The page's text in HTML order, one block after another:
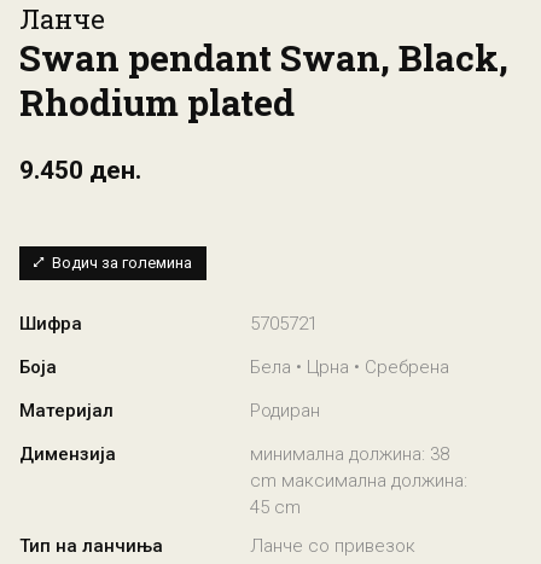
Ланче
Swan pendant Swan, Black,
Rhodium plated
9.450 ден.
Водич за големина
Шифра
5705721
Боја
Бела • Црна • Сребрена
Материјал
Родиран
Димензија
минимална должина: 38
cm максимална должина:
45 cm
Тип на ланчиња
Ланче со привезок